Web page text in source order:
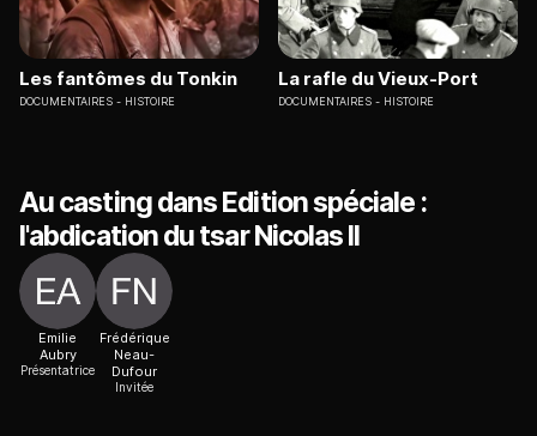
Les fantômes du Tonkin
DOCUMENTAIRES HISTOIRE
La rafle du Vieux-Port
DOCUMENTAIRES HISTOIRE
Au casting dans Edition spéciale :
l'abdication du tsar Nicolas II
Emilie
Aubry
Présentatrice
Frédérique
Neau-
Dufour
Invitée